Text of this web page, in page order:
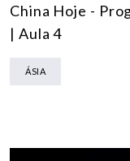
China Hoje -
| Aula 4
ÁSIA